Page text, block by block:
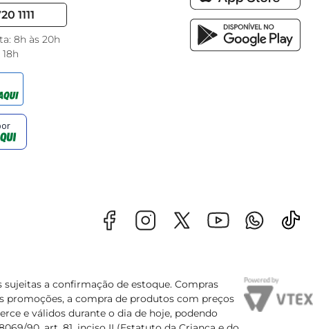
1111
8h às 20h
a confirmação de estoque. Compras
promoções, a compra de produtos com preços
e válidos durante o dia de hoje, podendo